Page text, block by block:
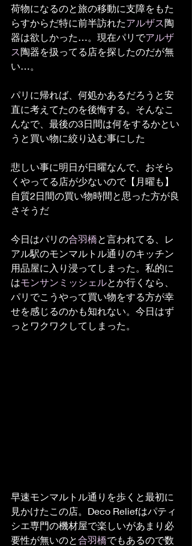
荷物になるのと旅の移動に支障をもた
らすからだ特に前半訪れたアルザス陶
器は欲しかった…。現在パリでアルザ
ス陶器を扱ってる店を探したのだが無
い…。
パリに帰れば、何処かあるだろうと安
直に考えてたのを後悔する。そんなこ
んなで、最後の3日間は何をするかとい
うと買い物に絞り込む事にした
悲しい事に明日が日曜なんで、おそら
くやってる店が少ないので【月曜も】
自質2日間の買い物時間と思った方が良
さそうだ
今日はパリの合羽橋と言われてる、レ
アル駅のモンマルトル通りのキッチン
用品屋に入り浸ってしまった。私的に
はモンサンミッシェルとか行くなら、
パリでこうやって買い物をする方が幸
せを感じるのかも知れない。今日はず
っとワクワクしてしまった。
早速モンマルトル通りを歩くと最初に
見かけたこの店。Deco Reliefはパティ
シエ専門の機材屋で楽しいがあまり必
要性が無いのと合羽橋でもあるので数